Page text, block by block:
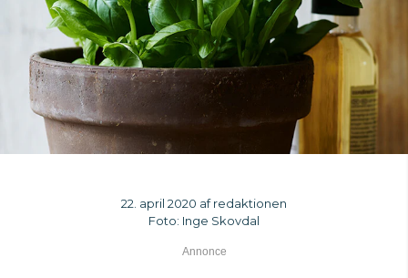
22. april 2020 af redaktionen
Foto: Inge Skovdal